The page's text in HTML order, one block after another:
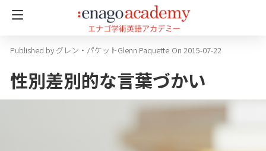
グレン・パケットGlenn Paquette On 2015-07-22
性別差別的な言葉づかい